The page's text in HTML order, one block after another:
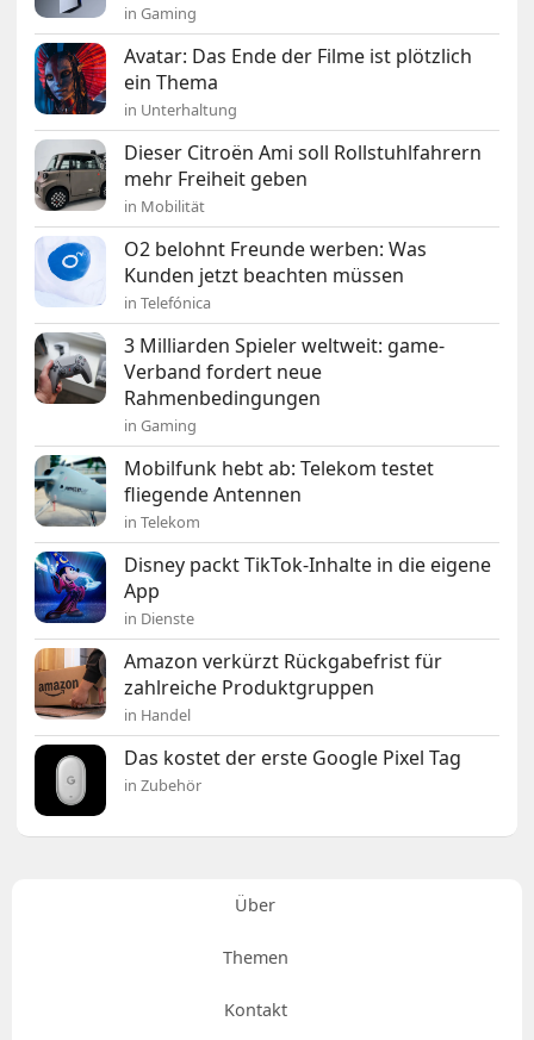
in Gaming
Avatar: Das Ende der Filme ist plötzlich
ein Thema
in Unterhaltung
Dieser Citroën Ami soll Rollstuhlfahrern
mehr Freiheit geben
in Mobilität
O2 belohnt Freunde werben: Was
Kunden jetzt beachten müssen
in Telefónica
3 Milliarden Spieler weltweit: game-
Verband fordert neue
Rahmenbedingungen
in Gaming
Mobilfunk hebt ab: Telekom testet
fliegende Antennen
in Telekom
Disney packt TikTok-Inhalte in die eigene
App
in Dienste
Amazon verkürzt Rückgabefrist für
zahlreiche Produktgruppen
in Handel
Das kostet der erste Google Pixel Tag
in Zubehör
Über
Themen
Kontakt